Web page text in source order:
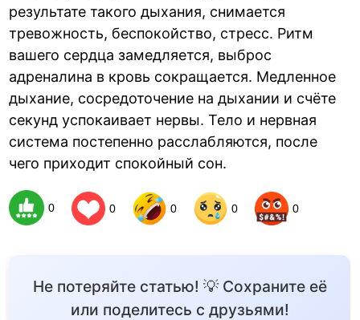
результате такого дыхания, снимается
тревожность, беспокойство, стресс. Ритм
вашего сердца замедляется, выброс
адреналина в кровь сокращается. Медленное
дыхание, сосредоточение на дыхании и счёте
секунд успокаивает нервы. Тело и нервная
система постепенно расслабляются, после
чего приходит спокойный сон.
0 0 0 0 0
Не потеряйте статью! 💡 Сохраните её
или поделитесь с друзьями!